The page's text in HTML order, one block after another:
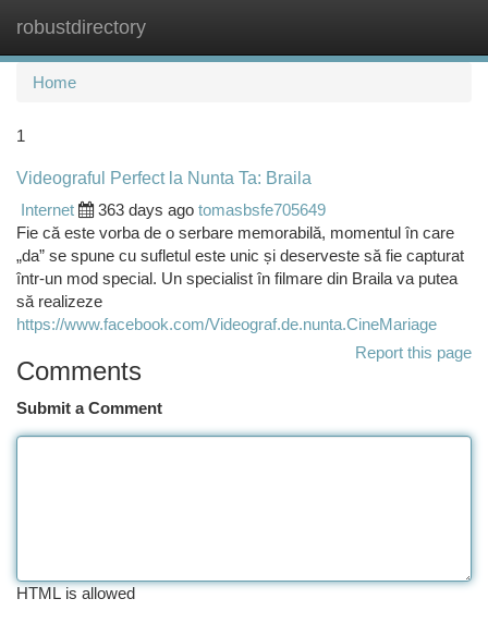
robustdirectory
Home
1
Videograful Perfect la Nunta Ta: Braila
Internet
363 days ago tomasbsfe705649
Fie că este vorba de o serbare memorabilă, momentul în care
„da” se spune cu sufletul este unic și deserveste să fie capturat
într-un mod special. Un specialist în filmare din Braila va putea
să realizeze
https://www.facebook.com/Videograf.de.nunta.CineMariage
Report this page
Comments
Submit a Comment
HTML is allowed